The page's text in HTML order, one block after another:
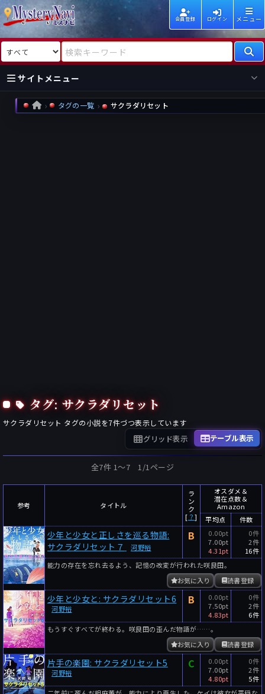
会員登録 ログイン メニュー
検索対象 検索キーワード
サイトメニュー
国内
海外
新着
HOME タグの一覧 サクラダリセット
タグ: サクラダリセット
サクラダリセット タグの小説を7件づつ表示しています
グリッド表示 テーブル表示
全7件 1〜7 1/1ページ
参考 タイトル
ラ
ン
ク
[ ？]
オスダメ＆
潜在点数＆
Amazon
平均点
件数
少年と少女と正しさを巡る物語:
サクラダリセット７
河野裕
B
0.00pt
7.00pt
4.31pt
0件
2件
16件
能力の存在を忘れ去るよう、記憶の改変が行われた咲良田。
読書登録
お気に入り
少年と少女と: サクラダリセット6
河野裕
B
0.00pt
7.50pt
4.83pt
0件
2件
6件
もうすぐすべてが終わる。咲良田の歪んだ物語が……。
読書登録
お気に入り
片手の楽園: サクラダリセット5
河野裕
C
0.00pt
7.00pt
4.80pt
0件
2件
5件